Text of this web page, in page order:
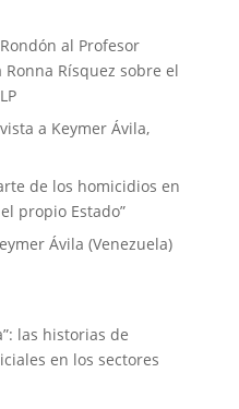
al Profesor
Rísquez sobre el
a Keymer Ávila,
de los homicidios en
propio Estado”
Ávila (Venezuela)
las historias de
en los sectores